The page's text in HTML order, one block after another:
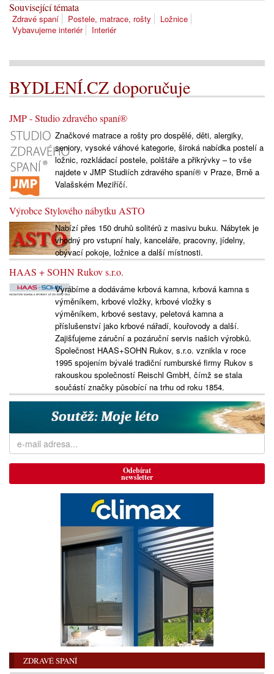
Související témata
Zdravé spaní Postele, matrace, rošty
Ložnice
Vybavujeme interiér
Interiér
BYDLENÍ.CZ doporučuje
JMP - Studio zdravého spaní®
Značkové matrace a rošty pro dospělé, děti, alergiky,
seniory, vysoké váhové kategorie, široká nabídka postelí a
ložnic, rozkládací postele, polštáře a přikrývky – to vše
najdete v JMP Studiích zdravého spaní® v Praze, Brně a
Valašském Meziříčí.
Výrobce Stylového nábytku ASTO
Nabízí přes 150 druhů solitérů z masivu buku. Nábytek je
vhodný pro vstupní haly, kanceláře, pracovny, jídelny,
obývací pokoje, ložnice a další místnosti.
HAAS + SOHN Rukov s.r.o.
Vyrábíme a dodáváme krbová kamna, krbová kamna s
výměníkem, krbové vložky, krbové vložky s
výměníkem, krbové sestavy, peletová kamna a
příslušenství jako krbové nářadí, kouřovody a další.
Zajišťujeme záruční a pozáruční servis našich výrobků.
Společnost HAAS+SOHN Rukov, s.r.o. vznikla v roce
1995 spojením bývalé tradiční rumburské firmy Rukov s
rakouskou společností Reischl GmbH, čímž se stala
součástí značky působící na trhu od roku 1854.
Odebírat
newsletter
ZDRAVÉ SPANÍ